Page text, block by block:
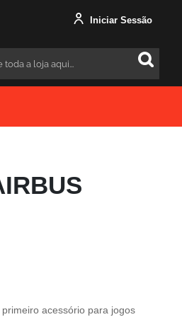
Iniciar Sessão
acessório para jogos